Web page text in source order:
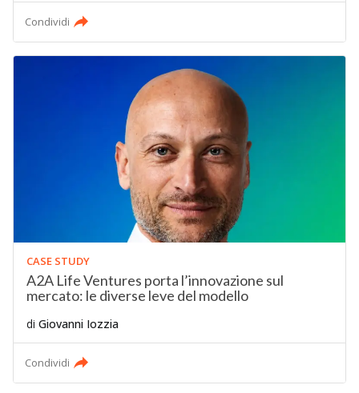
Condividi
CASE STUDY
A2A Life Ventures porta l’innovazione sul
mercato: le diverse leve del modello
di Giovanni Iozzia
Condividi